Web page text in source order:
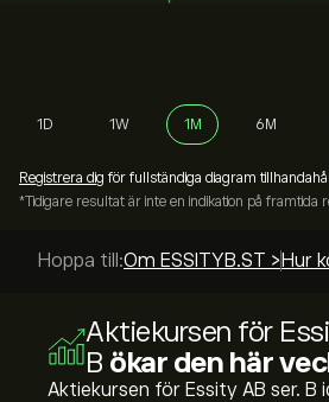
1D 1W 1M 6M
Registrera dig för fullständiga diagram
*Tidigare resultat är inte en indikation på framtida
Hoppa till:Om ESSITYB.ST > Hur
Aktiekursen för
B ökar den här
Aktiekursen för Essity AB ser. B